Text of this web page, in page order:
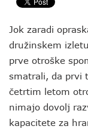
Jok zaradi
družinskem
prve otroške
smatrali, da prvi
četrtim letom
nimajo dovolj
kapacitete za